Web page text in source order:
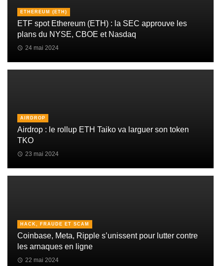
ETHEREUM (ETH)
ETF spot Ethereum (ETH) : la SEC approuve les
plans du NYSE, CBOE et Nasdaq
24 mai 2024
AIRDROP
Airdrop : le rollup ETH Taiko va larguer son token
TKO
23 mai 2024
HACK, FRAUDE ET SCAM
Coinbase, Meta, Ripple s’unissent pour lutter contre
les arnaques en ligne
22 mai 2024